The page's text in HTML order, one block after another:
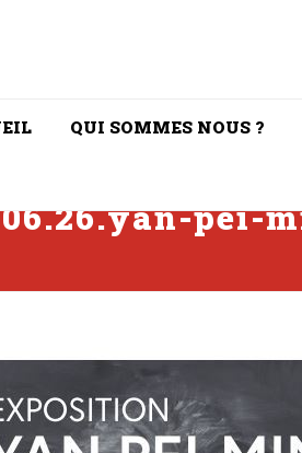
QUI SOMMES NOUS ?
pei-